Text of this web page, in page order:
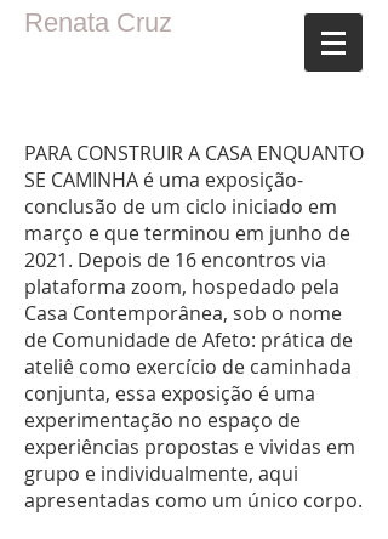
Renata Cruz
PARA CONSTRUIR A CASA ENQUANTO
SE CAMINHA é uma exposição-
conclusão de um ciclo iniciado em
março e que terminou em junho de
2021. Depois de 16 encontros via
plataforma zoom, hospedado pela
Casa Contemporânea, sob o nome
de Comunidade de Afeto: prática de
ateliê como exercício de caminhada
conjunta, essa exposição é uma
experimentação no espaço de
experiências propostas e vividas em
grupo e individualmente, aqui
apresentadas como um único corpo.